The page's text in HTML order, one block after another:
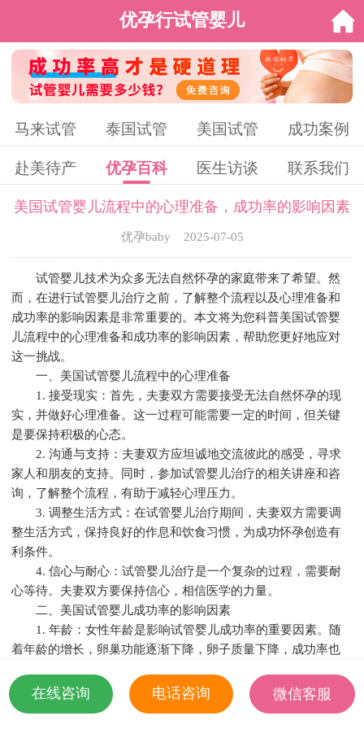
优孕行试管婴儿
马来试管 泰国试管 美国试管 成功案例
赴美待产 优孕百科 医生访谈 联系我们
美国试管婴儿流程中的心理准备，成功率的影响因素
优孕baby 2025-07-05
试管婴儿技术为众多无法自然怀孕的家庭带来了希望。然
而，在进行试管婴儿治疗之前，了解整个流程以及心理准备和
成功率的影响因素是非常重要的。本文将为您科普美国试管婴
儿流程中的心理准备和成功率的影响因素，帮助您更好地应对
这一挑战。
一、美国试管婴儿流程中的心理准备
1. 接受现实：首先，夫妻双方需要接受无法自然怀孕的现
实，并做好心理准备。这一过程可能需要一定的时间，但关键
是要保持积极的心态。
2. 沟通与支持：夫妻双方应坦诚地交流彼此的感受，寻求
家人和朋友的支持。同时，参加试管婴儿治疗的相关讲座和咨
询，了解整个流程，有助于减轻心理压力。
3. 调整生活方式：在试管婴儿治疗期间，夫妻双方需要调
整生活方式，保持良好的作息和饮食习惯，为成功怀孕创造有
利条件。
4. 信心与耐心：试管婴儿治疗是一个复杂的过程，需要耐
心等待。夫妻双方要保持信心，相信医学的力量。
二、美国试管婴儿成功率的影响因素
1. 年龄：女性年龄是影响试管婴儿成功率的重要因素。随
着年龄的增长，卵巢功能逐渐下降，卵子质量下降，成功率也
2. 体重：过重或过轻都会影响试管婴儿成功率。过重可能
导致内分泌失调，过轻则可能影响卵子的发育。
在线咨询 电话咨询
微信客服